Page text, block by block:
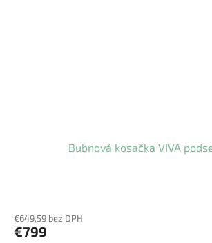
Bubnová kosačka VIVA
€649,59 bez DPH
€799